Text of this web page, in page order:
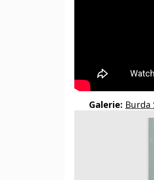
Galerie: Burda